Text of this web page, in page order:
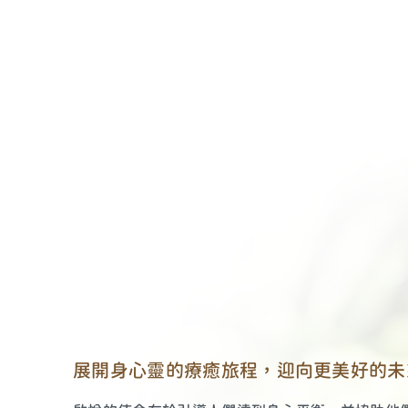
展開身心靈的療癒旅程，迎向更美好的